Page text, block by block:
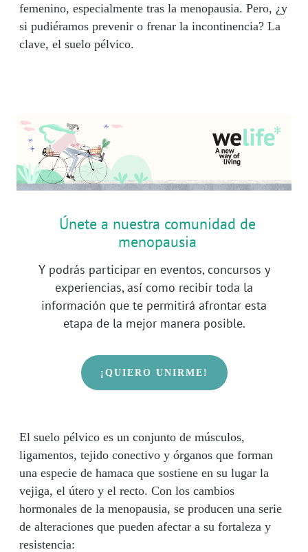
femenino, especialmente tras la menopausia. Pero, ¿y
si pudiéramos prevenir o frenar la incontinencia? La
clave, el suelo pélvico.
Únete a nuestra comunidad de
menopausia
Y podrás participar en eventos, concursos y
experiencias, así como recibir toda la
información que te permitirá afrontar esta
etapa de la mejor manera posible.
¡QUIERO UNIRME!
El suelo pélvico es un conjunto de músculos,
ligamentos, tejido conectivo y órganos que forman
una especie de hamaca que sostiene en su lugar la
vejiga, el útero y el recto. Con los cambios
hormonales de la menopausia, se producen una serie
de alteraciones que pueden afectar a su fortaleza y
resistencia: